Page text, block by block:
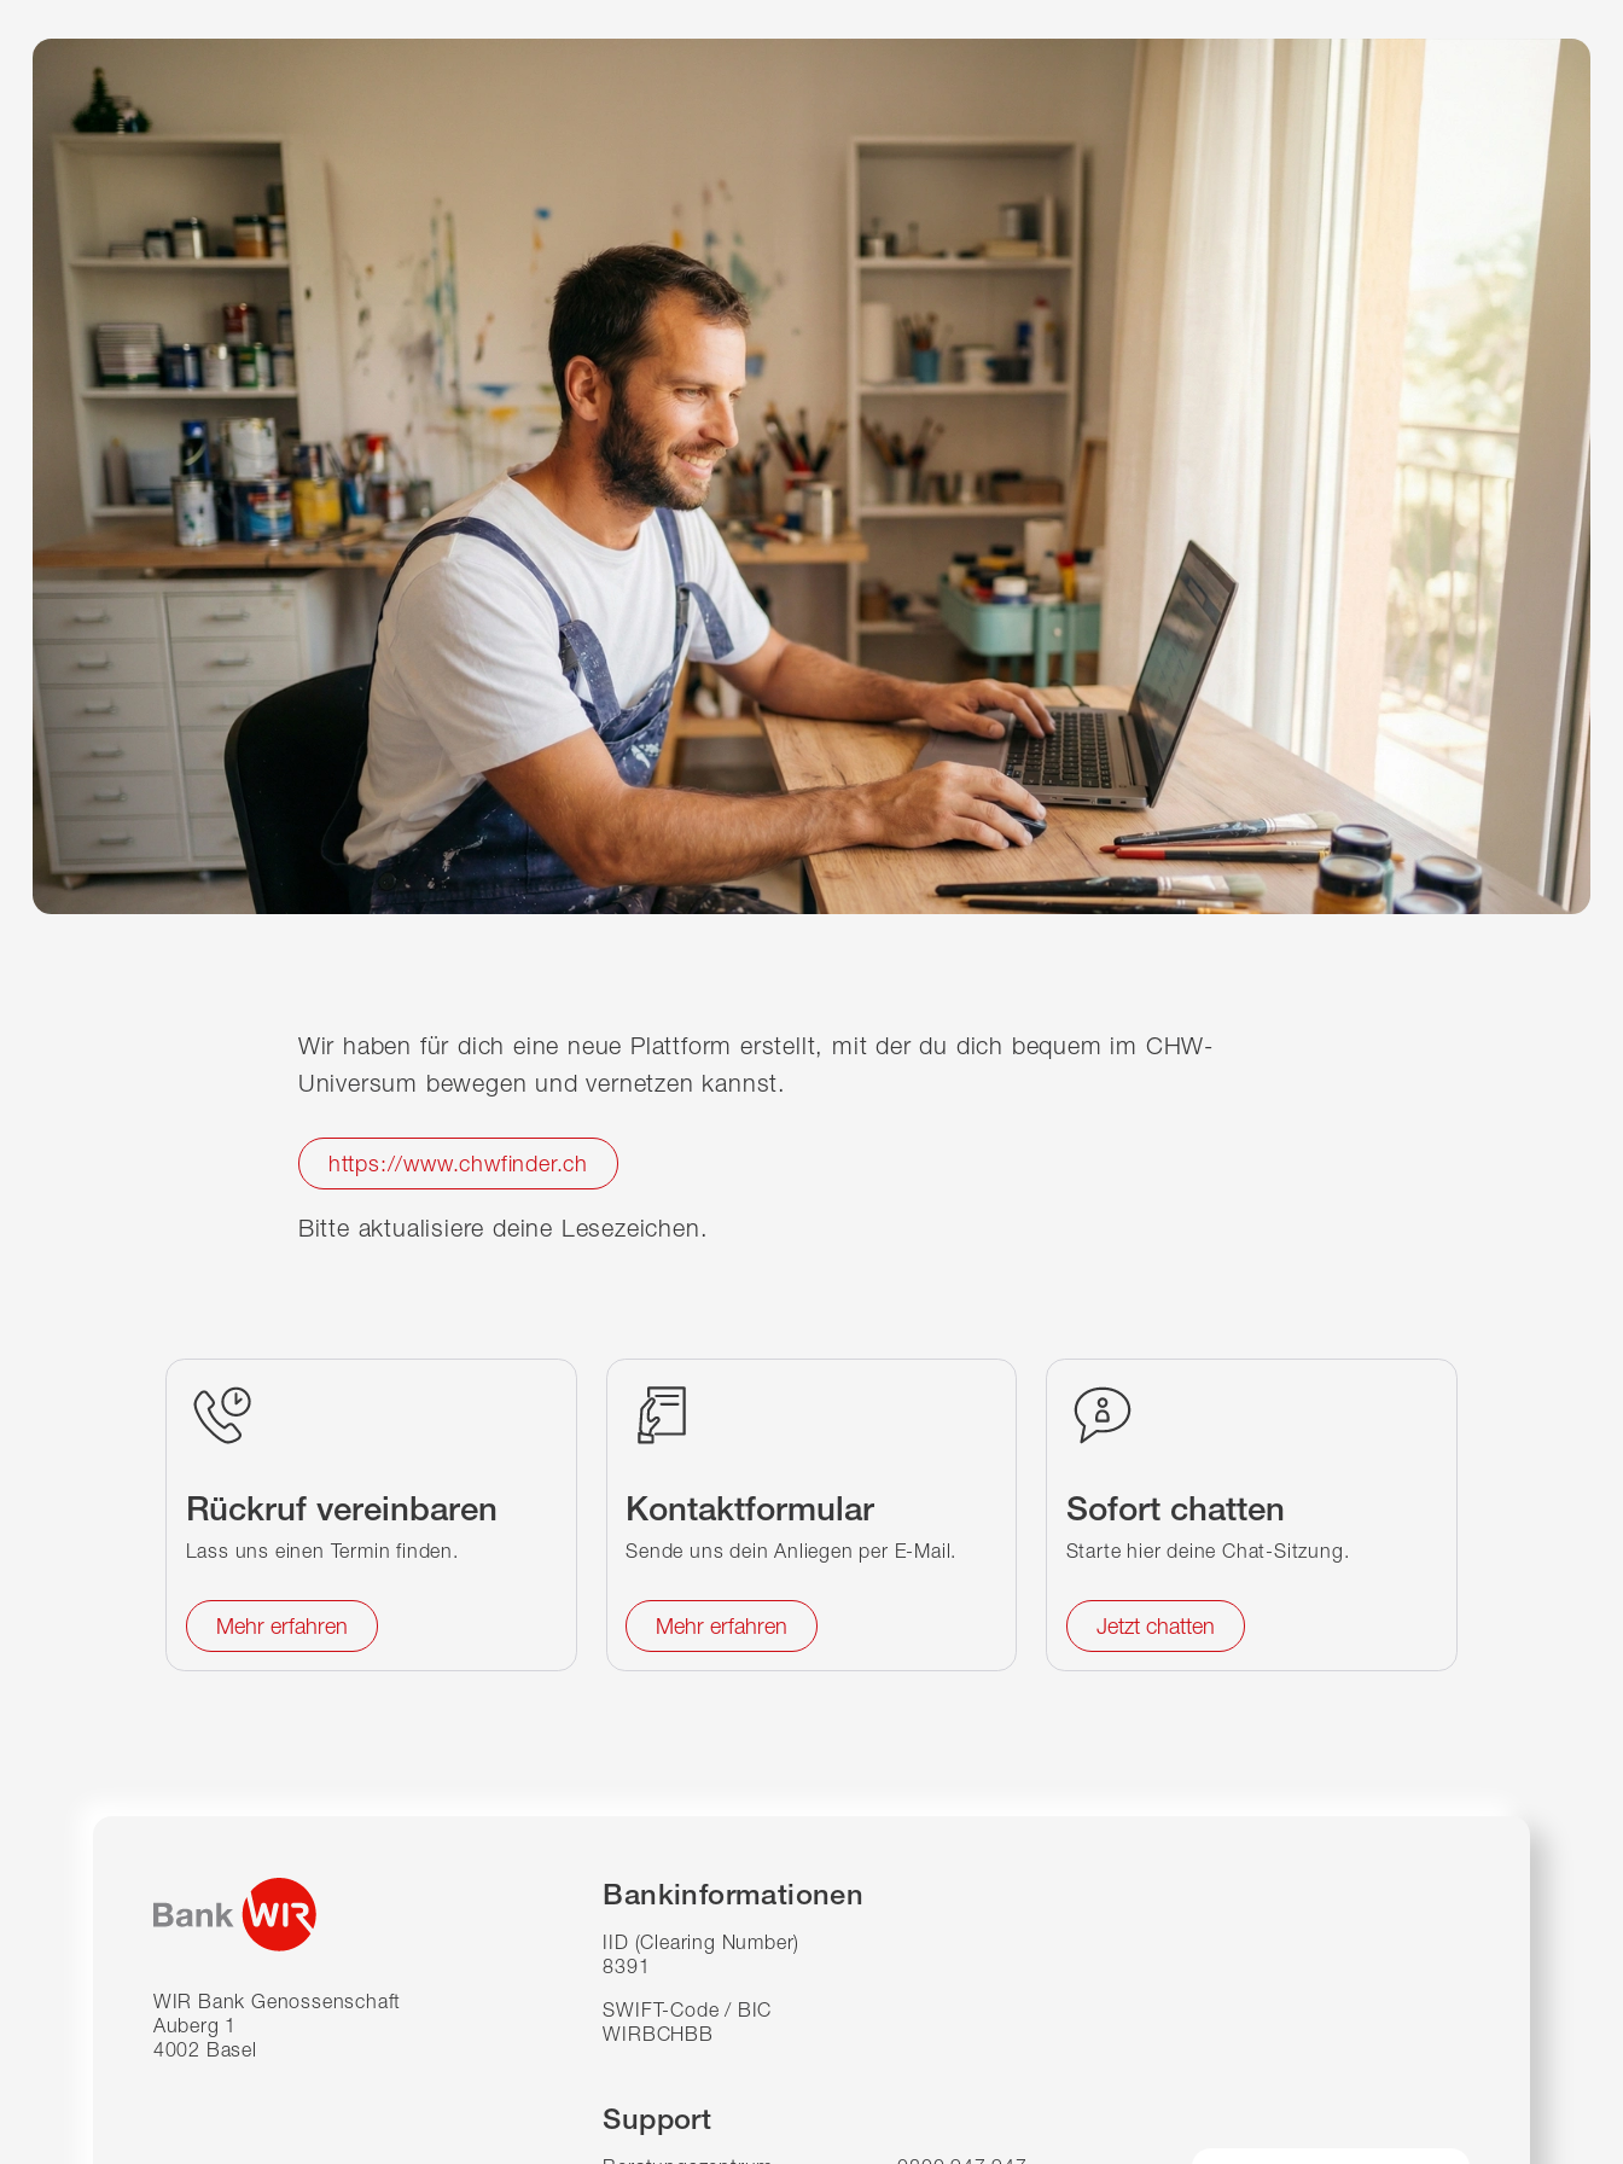
Wir haben für dich eine neue Plattform erstellt, mit der du dich bequem im CHW-
Universum bewegen und vernetzen kannst.
https://www.chwfinder.ch
Bitte aktualisiere deine Lesezeichen.
Rückruf vereinbaren
Lass uns einen Termin finden.
Mehr erfahren
Kontaktformular
Sende uns dein Anliegen per E-Mail.
Mehr erfahren
Sofort chatten
Starte hier deine Chat-Sitzung.
Jetzt chatten
WIR Bank Genossenschaft
Auberg 1
4002 Basel
Bankinformationen
IID (Clearing Number)
8391
SWIFT-Code / BIC
WIRBCHBB
Support